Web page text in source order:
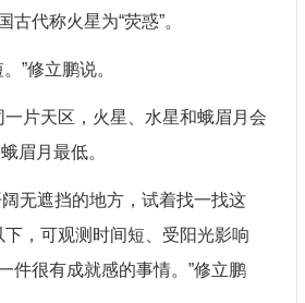
代称火星为“荧惑”。
”修立鹏说。
片天区，火星、水星和蛾眉月会
眉月最低。
无遮挡的地方，试着找一找这
，可观测时间短、受阳光影响
件很有成就感的事情。”修立鹏